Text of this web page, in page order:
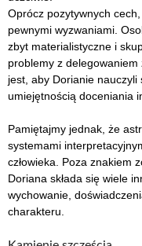
Oprócz pozytywnych
pewnymi wyzwaniami.
zbyt materialistyczne i
problemy z delegowaniem
jest, aby Dorianie
umiejętnością doceniania
Pamiętajmy jednak, że
systemami
człowieka. Poza znakiem
Doriana składa się wiele
wychowanie,
charakteru.